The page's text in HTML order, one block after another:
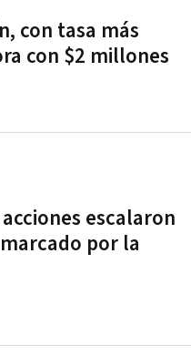
con tasa más
con $2 millones
escalaron
por la